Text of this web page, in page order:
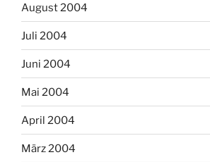
August 2004
Juli 2004
Juni 2004
Mai 2004
April 2004
März 2004